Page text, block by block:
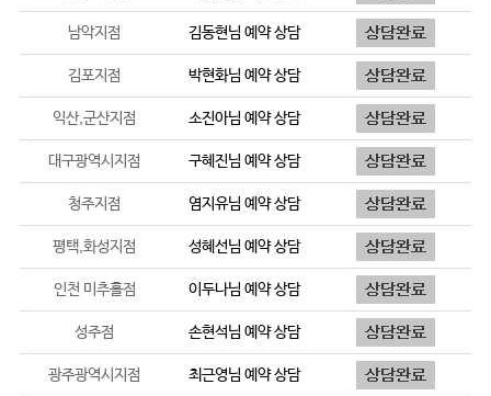
남악지점 김동현님 예약 상담
김포지점 박현화님 예약 상담
익산,군산지점 소진아님 예약 상담
대구광역시지점 구혜진님 예약 상담
청주지점 염지유님 예약 상담
평택,화성지점 성혜선님 예약 상담
인천 미추홀점 이두나님 예약 상담
성주점 손현석님 예약 상담
광주광역시지점 최근영님 예약 상담